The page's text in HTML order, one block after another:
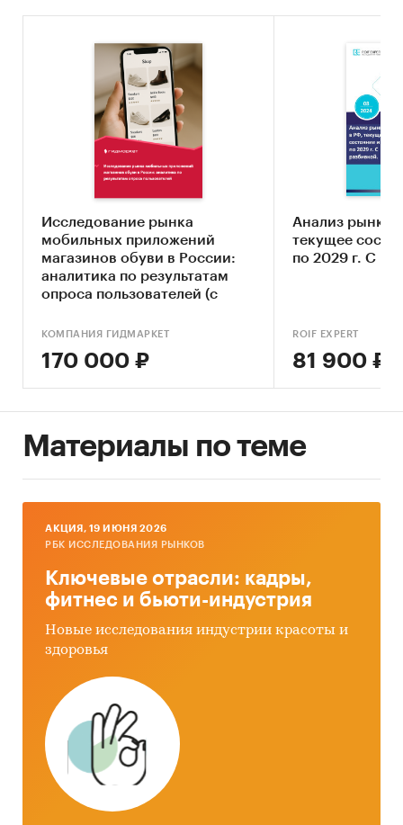
Исследование рынка
мобильных приложений
магазинов обуви в России:
аналитика по результатам
опроса пользователей (с
КОМПАНИЯ ГИДМАРКЕТ
170 000 ₽
Анализ рынка
текущее
по 2029 г. С
ROIF EXPERT
81 900 ₽
Материалы по теме
AКЦИЯ, 19 ИЮНЯ 2026
РБК ИССЛЕДОВАНИЯ РЫНКОВ
Ключевые отрасли: кадры,
фитнес и бьюти-индустрия
Новые исследования индустрии красоты и
здоровья